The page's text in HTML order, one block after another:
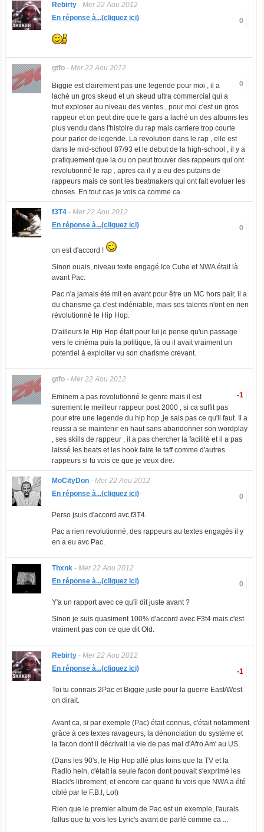
Rebirty- Mer 22 Aou 2012
0
En réponse à...(cliquez ici)
gtfo- Mer 22 Aou 2012
0
Biggie est clairement pas une legende pour moi , il a
laché un gros skeud et un skeud ultra commercial qui a
tout exploser au niveau des ventes , pour moi c'est un gros
rappeur et on peut dire que le gars a laché un des albums les
plus vendu dans l'histoire du rap mais carriere trop courte
pour parler de legende. La revolution dans le rap , elle est
dans le mid-school 87/93 et le debut de la high-school , il y a
pratiquement que la ou on peut trouver des rappeurs qui ont
revolutionné le rap , apres ca il y a eu des putains de
rappeurs mais ce sont les beatmakers qui ont fait evoluer les
choses. En tout cas je vois ca comme ca.
f3T4- Mer 22 Aou 2012
0
En réponse à...(cliquez ici)
on est d'accord !
Sinon ouais, niveau texte engagé Ice Cube et NWA était là
avant Pac.
Pac n'a jamais été mit en avant pour être un MC hors pair, il a
du charisme ça c'est indéniable, mais ses talents n'ont en rien
révolutionné le Hip Hop.
D'ailleurs le Hip Hop était pour lui je pense qu'un passage
vers le cinéma puis la politique, là ou il avait vraiment un
potentiel à exploiter vu son charisme crevant.
gtfo- Mer 22 Aou 2012
-1
Eminem a pas revolutionné le genre mais il est
surement le meilleur rappeur post 2000 , si ca suffit pas
pour etre une legende du hip hop ,je sais pas ce qu'il faut. Il a
reussi a se maintenir en haut sans abandonner son wordplay
, ses skills de rappeur , il a pas chercher la facilité et il a pas
laissé les beats et les hook faire le taff comme d'autres
rappeurs si tu vois ce que je veux dire.
MoCityDon- Mer 22 Aou 2012
0
En réponse à...(cliquez ici)
Perso jsuis d'accord avc f3T4.
Pac a rien revolutionné, des rappeurs au textes engagés il y
en a eu avc Pac.
Thxnk- Mer 22 Aou 2012
0
En réponse à...(cliquez ici)
Y'a un rapport avec ce qu'il dit juste avant ?
Sinon je suis quasiment 100% d'accord avec F3t4 mais c'est
vraiment pas con ce que dit Old.
Rebirty- Mer 22 Aou 2012
-1
En réponse à...(cliquez ici)
Toi tu connais 2Pac et Biggie juste pour la guerre East/West
on dirait.
Avant ca, si par exemple (Pac) était connus, c'était notamment
grâce à ces textes ravageurs, la dénonciation du système et
la facon dont il décrivait la vie de pas mal d'Afro Am' au US.
(Dans les 90's, le Hip Hop allé plus loins que la TV et la
Radio hein, c'était la seule facon dont pouvait s'exprimé les
Black's librement, et encore car quand tu vois que NWA a été
ciblé par le F.B.I, Lol)
Rien que le premier album de Pac est un exemple, l'aurais
fallus que tu vois les Lyric's avant de parlé comme ca ...